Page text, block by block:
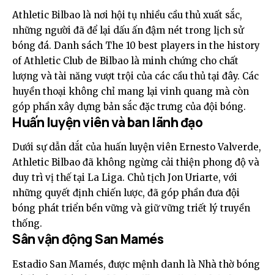
Athletic Bilbao là nơi hội tụ nhiều cầu thủ xuất sắc,
những người đã để lại dấu ấn đậm nét trong lịch sử
bóng đá. Danh sách The 10 best players in the history
of Athletic Club de Bilbao là minh chứng cho chất
lượng và tài năng vượt trội của các cầu thủ tại đây. Các
huyền thoại không chỉ mang lại vinh quang mà còn
góp phần xây dựng bản sắc đặc trưng của đội bóng.
Huấn luyện viên và ban lãnh đạo
Dưới sự dẫn dắt của huấn luyện viên Ernesto Valverde,
Athletic Bilbao đã không ngừng cải thiện phong độ và
duy trì vị thế tại La Liga. Chủ tịch Jon Uriarte, với
những quyết định chiến lược, đã góp phần đưa đội
bóng phát triển bền vững và giữ vững triết lý truyền
thống.
Sân vận động San Mamés
Estadio San Mamés, được mệnh danh là Nhà thờ bóng